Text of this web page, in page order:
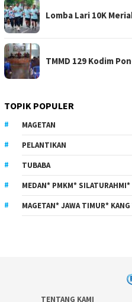
Lomba Lari 10K
TMMD 129 Kodim
TOPIK POPULER
MAGETAN
PELANTIKAN
TUBABA
MEDAN* PMKM* SILATURAHMI*
MAGETAN* JAWA TIMUR*
TENTANG KAMI